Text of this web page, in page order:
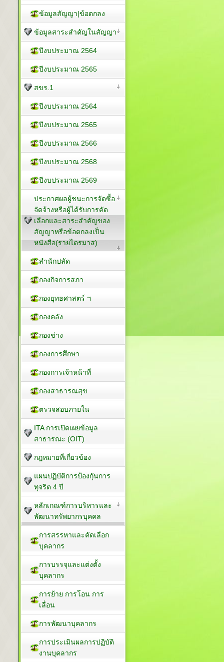
ข้อมูลสัญญา|ข้อตกลง
ข้อมูลสาระสำคัญในสัญญา
ปีงบประมาณ 2564
ปีงบประมาณ 2565
สขร.1
ปีงบประมาณ 2564
ปีงบประมาณ 2565
ปีงบประมาณ 2566
ปีงบประมาณ 2568
ปีงบประมาณ 2569
ประกาศผลผู้ชนะการจัดซื้อ
จัดจ้างหรือผู้ได้รับการคัด
เลือกและสาระสำคัญของ
สัญญาหรือข้อตกลงเป็น
หนังสือ(รายไตรมาส)
สำนักปลัด
กองกิจการสภา
กองยุทธศาสตร์ ฯ
กองคลัง
กองช่าง
กองการศึกษา
กองการเจ้าหน้าที่
กองสาธารณสุข
ตรวจสอบภายใน
ITA การเปิดเผยข้อมูล
สาธารณะ (OIT)
กฎหมายที่เกี่ยวข้อง
แผนปฏิบัติการป้องกัุนการ
ทุจริต 4 ปี
หลักเกณฑ์การบริหารและ
พัฒนาทรัพยากรบุคคล
การสรรหาและคัดเลือก
บุคลากร
การบรรจุและแต่งตั้ง
บุคลากร
การย้าย การโอน การ
เลื่อน
การพัฒนาบุคลากร
การประเมินผลการปฏิบัติ
งานบุคลากร